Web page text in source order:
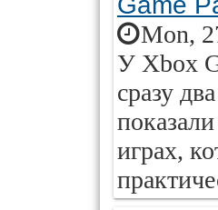
Mon,
У Xbox
сразу
играх,